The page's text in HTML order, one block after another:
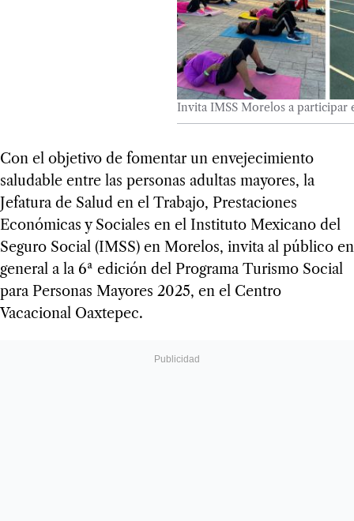
Invita IMSS Morelos a participar
Con el objetivo de fomentar un envejecimiento
saludable entre las personas adultas mayores, la
Jefatura de Salud en el Trabajo, Prestaciones
Económicas y Sociales en el Instituto Mexicano del
Seguro Social (IMSS) en Morelos, invita al público en
general a la 6ª edición del Programa Turismo Social
para Personas Mayores 2025, en el Centro
Vacacional Oaxtepec.